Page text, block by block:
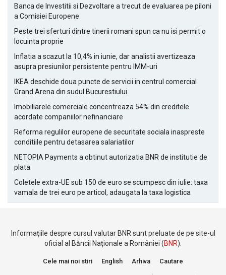
Banca de Investitii si Dezvoltare a trecut de evaluarea pe piloni
a Comisiei Europene
Peste trei sferturi dintre tinerii romani spun ca nu isi permit o
locuinta proprie
Inflatia a scazut la 10,4% in iunie, dar analistii avertizeaza
asupra presiunilor persistente pentru IMM-uri
IKEA deschide doua puncte de servicii in centrul comercial
Grand Arena din sudul Bucurestiului
Imobiliarele comerciale concentreaza 54% din creditele
acordate companiilor nefinanciare
Reforma regulilor europene de securitate sociala inaspreste
conditiile pentru detasarea salariatilor
NETOPIA Payments a obtinut autorizatia BNR de institutie de
plata
Coletele extra-UE sub 150 de euro se scumpesc din iulie: taxa
vamala de trei euro pe articol, adaugata la taxa logistica
Informațiile despre cursul valutar BNR sunt preluate de pe site-ul
oficial al Băncii Naționale a României (BNR).
Cele mai noi stiri English Arhiva Cautare